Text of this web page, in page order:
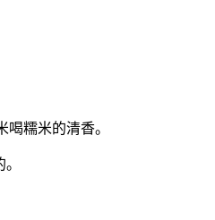
糯米的清香。